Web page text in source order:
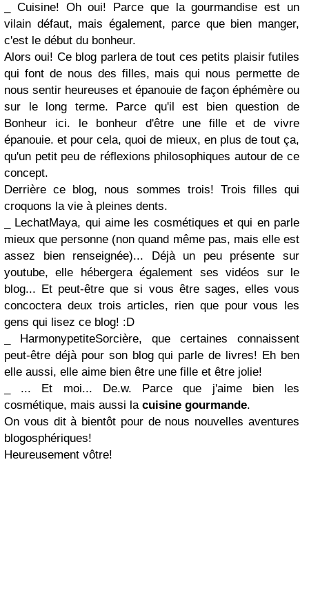
_ Cuisine! Oh oui! Parce que la gourmandise est un
vilain défaut, mais également, parce que bien manger,
c'est le début du bonheur.
Alors oui! Ce blog parlera de tout ces petits plaisir futiles
qui font de nous des filles, mais qui nous permette de
nous sentir heureuses et épanouie de façon éphémère ou
sur le long terme. Parce qu'il est bien question de
Bonheur ici. le bonheur d'être une fille et de vivre
épanouie. et pour cela, quoi de mieux, en plus de tout ça,
qu'un petit peu de réflexions philosophiques autour de ce
concept.
Derrière ce blog, nous sommes trois! Trois filles qui
croquons la vie à pleines dents.
_ LechatMaya, qui aime les cosmétiques et qui en parle
mieux que personne (non quand même pas, mais elle est
assez bien renseignée)... Déjà un peu présente sur
youtube, elle hébergera également ses vidéos sur le
blog... Et peut-être que si vous être sages, elles vous
concoctera deux trois articles, rien que pour vous les
gens qui lisez ce blog! :D
_ HarmonypetiteSorcière, que certaines connaissent
peut-être déjà pour son blog qui parle de livres! Eh ben
elle aussi, elle aime bien être une fille et être jolie!
_ ... Et moi... De.w. Parce que j'aime bien les
cosmétique, mais aussi la cuisine gourmande.
On vous dit à bientôt pour de nous nouvelles aventures
blogosphériques!
Heureusement vôtre!